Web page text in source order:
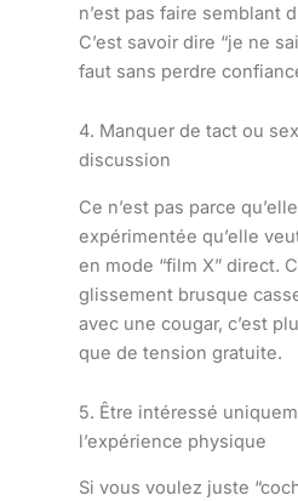
n’est pas faire semblant
C’est savoir dire “je ne
faut sans perdre
4. Manquer de tact ou
discussion
Ce n’est pas parce
expérimentée qu’elle
en mode “film X” direct.
glissement brusque
avec une cougar, c’est
que de tension gratuite.
5. Être intéressé
l’expérience physique
Si vous voulez juste